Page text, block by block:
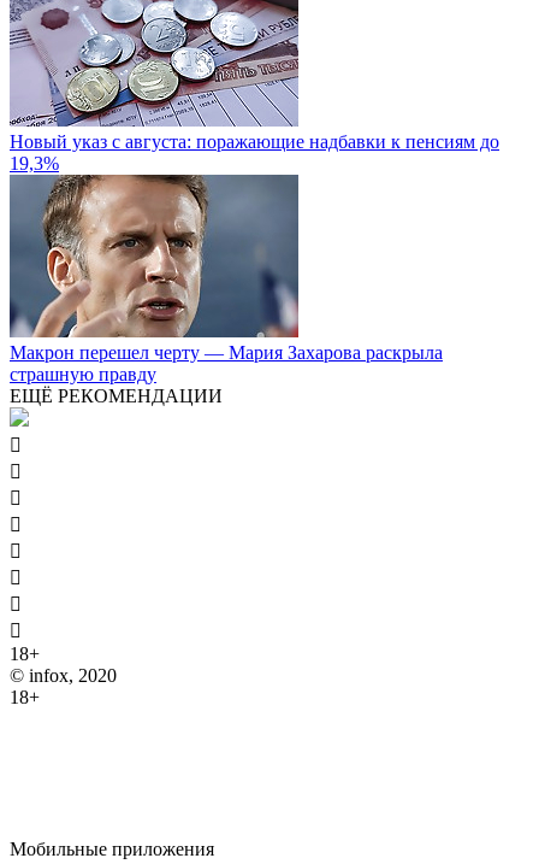
Новый указ с августа: поражающие надбавки к пенсиям до
19,3%
Макрон перешел черту — Мария Захарова раскрыла
страшную правду
ЕЩЁ РЕКОМЕНДАЦИИ








18+
© infox, 2020
18+
Мобильные приложения